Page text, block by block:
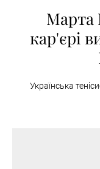
Марта
кар'єрі
Українська